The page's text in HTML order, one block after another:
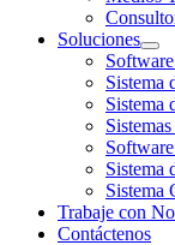
Soluciones
Sistema
Sistema
Sistema
Sistema
Trabaje con
Contáctenos